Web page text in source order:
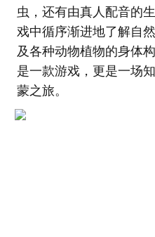
虫，还有由真人配音的
戏中循序渐进地了解自
及各种动物植物的身体
是一款游戏，更是一场
蒙之旅。